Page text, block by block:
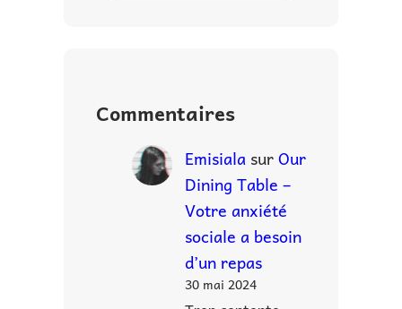
c
Commentaires
EmisialasurOur
Dining Table –
Votre anxiété
sociale a besoin
d’un repas
30 mai 2024